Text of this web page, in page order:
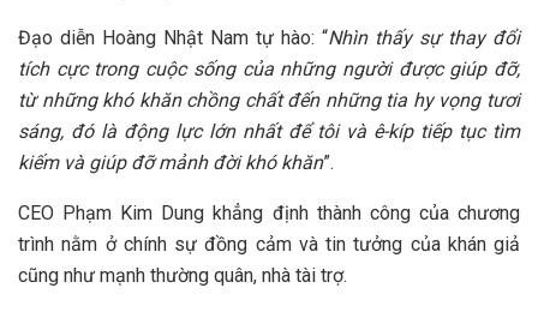
Đạo diễn Hoàng Nhật Nam tự hào: “Nhìn thấy sự thay đổi
tích cực trong cuộc sống của những người được giúp đỡ,
từ những khó khăn chồng chất đến những tia hy vọng tươi
sáng, đó là động lực lớn nhất để tôi và ê-kíp tiếp tục tìm
kiếm và giúp đỡ mảnh đời khó khăn”.
CEO Phạm Kim Dung khẳng định thành công của chương
trình nằm ở chính sự đồng cảm và tin tưởng của khán giả
cũng như mạnh thường quân, nhà tài trợ.